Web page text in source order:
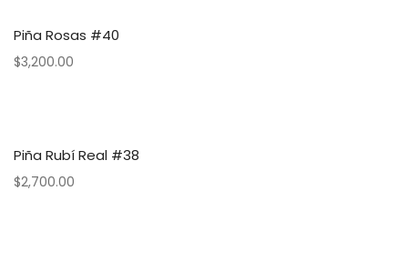
Piña Rosas #40
$3,200.00
Piña Rubí Real #38
$2,700.00